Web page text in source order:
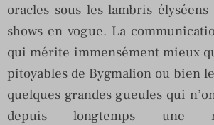
oracles sous les lambris
shows en vogue. La
qui mérite immensément mieux
pitoyables de Bygmalion ou bien
quelques grandes gueules qui
depuis longtemps une